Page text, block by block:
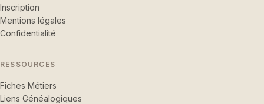
Inscription
Mentions légales
Confidentialité
RESSOURCES
Fiches Métiers
Liens Généalogiques